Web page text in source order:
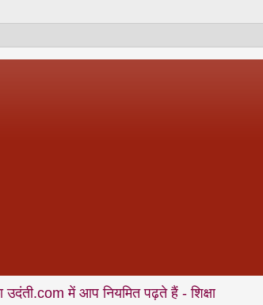
में आप नियमित पढ़ते हैं - शिक्षा • समाज • कला-